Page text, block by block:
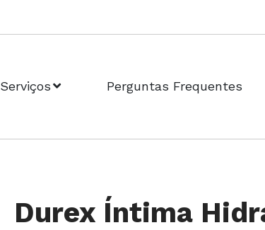
Serviços Perguntas Frequentes
Durex Íntima